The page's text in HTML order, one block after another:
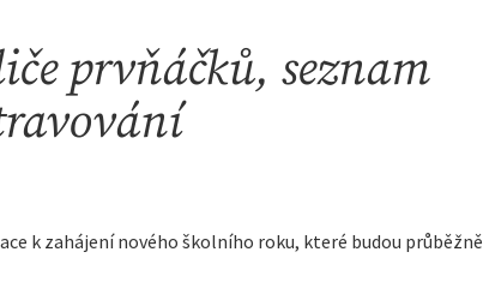
prvňáčků, seznam
k zahájení nového školního roku, které budou průběžně